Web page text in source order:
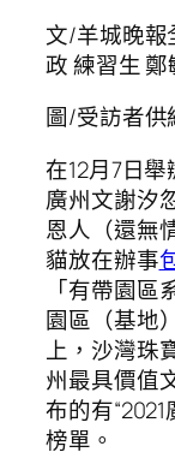
文/羊城晚報
政 練習生 鄭
圖/受訪者供
在12月7日
廣州文謝汐
恩人（還無
貓放在辦事
「有帶園
園區（基地
上，沙灣珠
州最具價值
布的有
榜單。